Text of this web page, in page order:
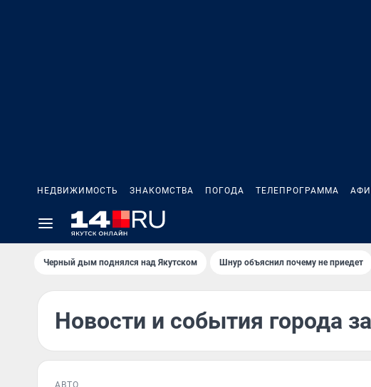
НЕДВИЖИМОСТЬ ЗНАКОМСТВА ПОГОДА ТЕЛЕПРОГРАММА
Черный дым поднялся над Якутском Шнур объяснил почему не приедет
Новости и события города
АВТО